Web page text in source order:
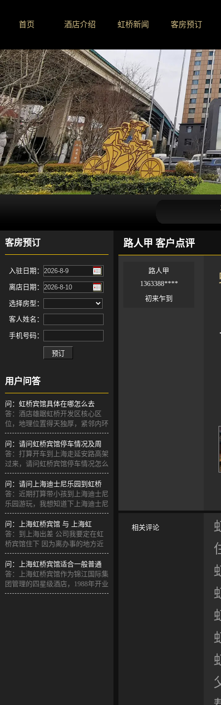
首页 酒店介绍 虹桥新闻 客房预订
客房预订
入驻日期：
离店日期：
选择房型：
客人姓名：
手机号码：
用户问答
问：虹桥宾馆具体在哪怎么去
答：酒店雄踞虹桥开发区核心区
位，地理位置得天独厚，紧邻内环
高架与
问：请问虹桥宾馆停车情况及周
答：打算开车到上海走延安路高架
过来，请问虹桥宾馆停车情况怎么
样，
问：请问上海迪士尼乐园到虹桥
答：近期打算带小孩到上海迪士尼
乐园游玩，我想知道下上海迪士尼
乐园
问：上海虹桥宾馆 与 上海虹
答：到上海出差 公司我要定在虹
桥宾馆住下 因为离办事的地方近
但
问：上海虹桥宾馆适合一般普通
答：上海虹桥宾馆作为锦江国际集
团管理的四星级酒店，1988年开业
路人甲 客户点评
路人甲
1363388****
初来乍到
相关评论